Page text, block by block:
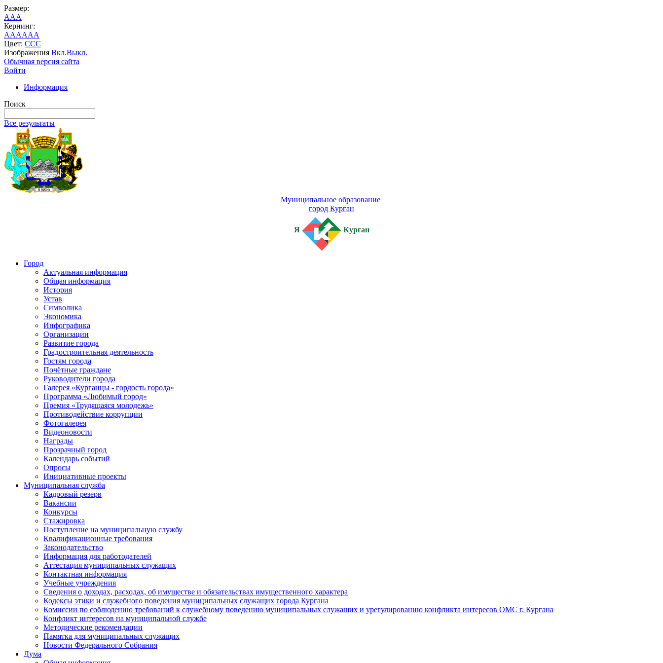
Размер:
AAA
Кернинг:
AAAAAA
Цвет: CCC
Изображения Вкл.Выкл.
Обычная версия сайта
Войти
Информация
Поиск
Все результаты
Муниципальное образование
город Курган
Я Курган
Город
Актуальная информация
Общая информация
История
Устав
Символика
Экономика
Инфографика
Организации
Развитие города
Градостроительная деятельность
Гостям города
Почётные граждане
Руководители города
Галерея «Курганцы - гордость города»
Программа «Любимый город»
Премия «Трудящаяся молодежь»
Противодействие коррупции
Фотогалерея
Видеоновости
Награды
Прозрачный город
Календарь событий
Опросы
Инициативные проекты
Муниципальная служба
Кадровый резерв
Вакансии
Конкурсы
Стажировка
Поступление на муниципальную службу
Квалификационные требования
Законодательство
Информация для работодателей
Аттестация муниципальных служащих
Контактная информация
Учебные учреждения
Сведения о доходах, расходах, об имуществе и обязательствах имущественного характера
Кодексы этики и служебного поведения муниципальных служащих города Кургана
Комиссии по соблюдению требований к служебному поведению муниципальных служащих и урегулированию конфликта интересов ОМС г. Кургана
Конфликт интересов на муниципальной службе
Методические рекомендации
Памятка для муниципальных служащих
Новости Федерального Cобрания
Дума